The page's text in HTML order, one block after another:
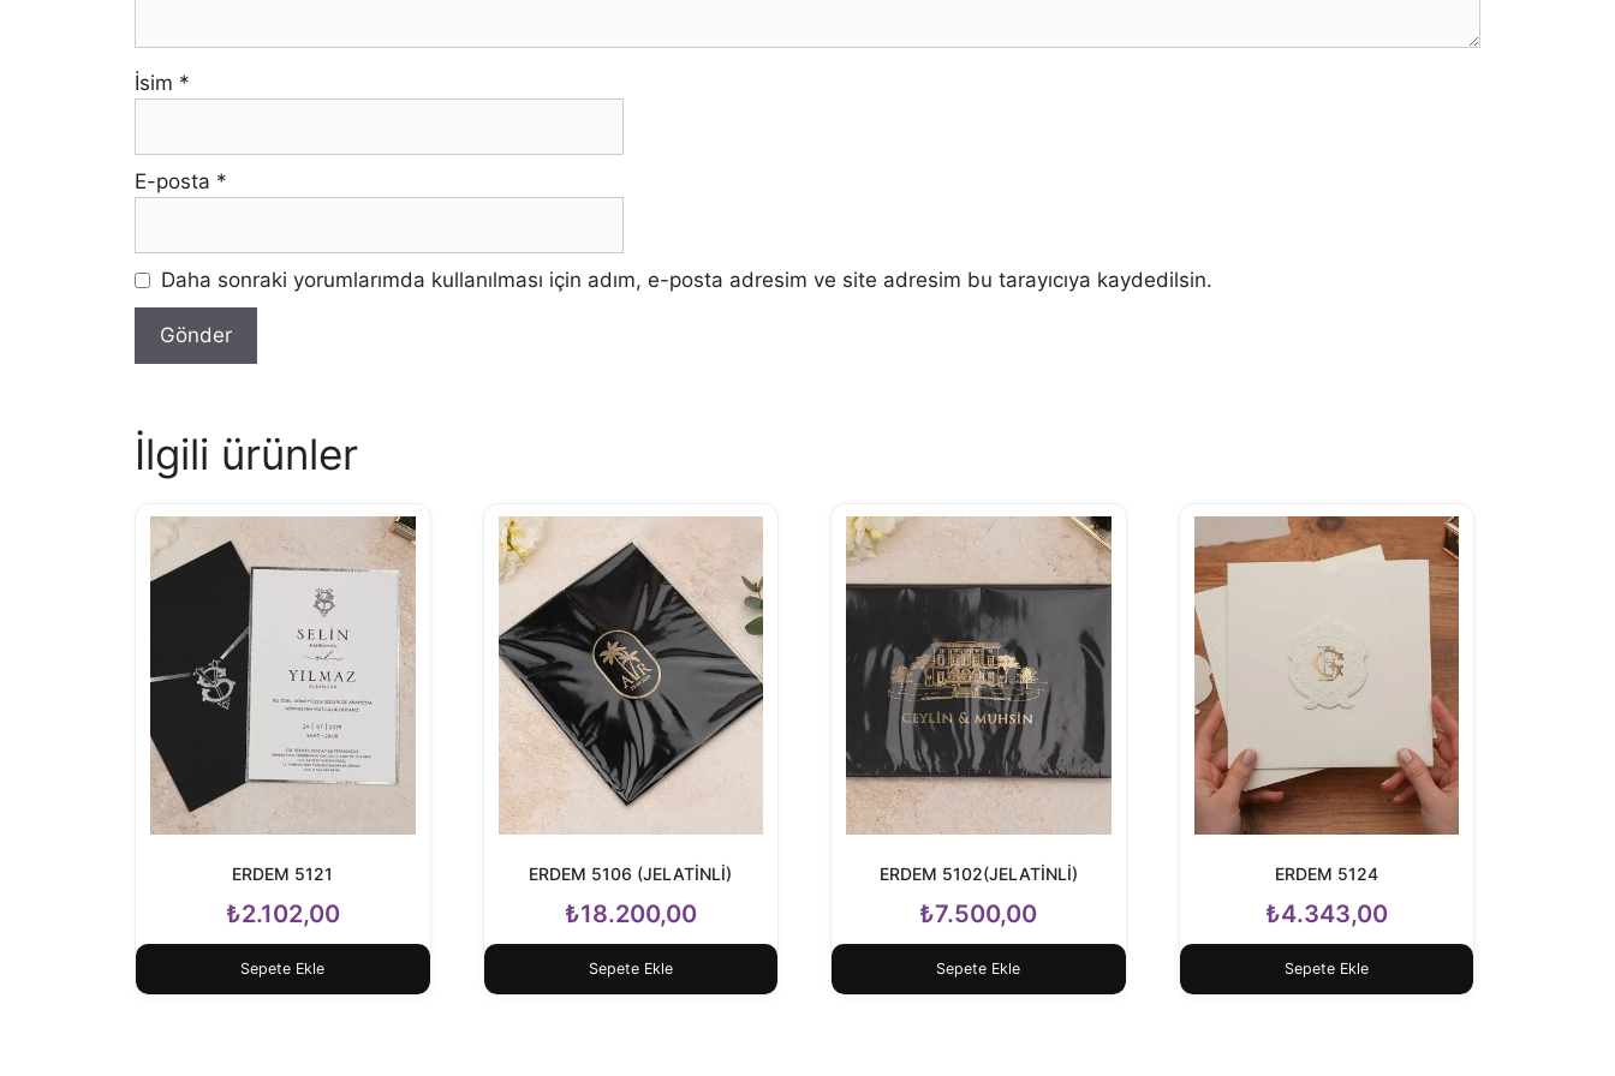
İsim *
E-posta *
Daha sonraki yorumlarımda kullanılması için adım, e-posta adresim ve site adresim bu tarayıcıya kaydedilsin.
İlgili ürünler
ERDEM 5121
₺2.102,00
Sepete Ekle
ERDEM 5106 (JELATİNLİ)
₺18.200,00
Sepete Ekle
ERDEM 5102(JELATİNLİ)
₺7.500,00
Sepete Ekle
ERDEM 5124
₺4.343,00
Sepete Ekle